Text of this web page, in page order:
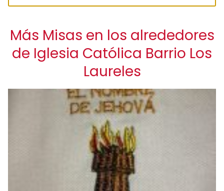
Más Misas en los alrededores
de Iglesia Católica Barrio Los
Laureles